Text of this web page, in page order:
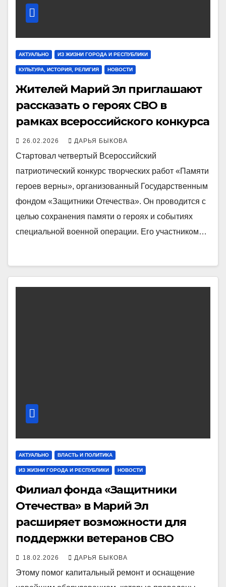
АКТУАЛЬНО ИЗ ЖИЗНИ ГОРОДА И РЕСПУБЛИКИ
КУЛЬТУРА, ИСТОРИЯ, РЕЛИГИЯ НОВОСТИ
Жителей Марий Эл приглашают
рассказать о героях СВО в
рамках всероссийского конкурса
26.02.2026 ДАРЬЯ БЫКОВА
Стартовал четвертый Всероссийский
патриотический конкурс творческих работ «Памяти
героев верны», организованный Государственным
фондом «Защитники Отечества». Он проводится с
целью сохранения памяти о героях и событиях
специальной военной операции. Его участником…
АКТУАЛЬНО ВЛАСТЬ И ПОЛИТИКА
ИЗ ЖИЗНИ ГОРОДА И РЕСПУБЛИКИ НОВОСТИ
Филиал фонда «Защитники
Отечества» в Марий Эл
расширяет возможности для
поддержки ветеранов СВО
18.02.2026 ДАРЬЯ БЫКОВА
Этому помог капитальный ремонт и оснащение